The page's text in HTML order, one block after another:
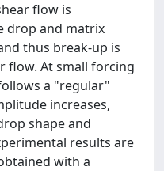
flow is
drop and matrix
thus break-up is
flow. At small forcing
a "regular"
increases,
shape and
results are
with a